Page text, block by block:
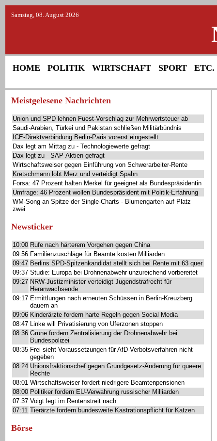
Samstag, 08. August 2026
HOME POLITIK WIRTSCHAFT SPORT ETC.
Meistgelesene Nachrichten
Union und SPD lehnen Fuest-Vorschlag zur Mehrwertsteuer ab
Saudi-Arabien, Türkei und Pakistan schließen Militärbündnis
ICE-Direktverbindung Berlin-Paris vorerst eingestellt
Dax legt am Mittag zu - Technologiewerte gefragt
Dax legt zu - SAP-Aktien gefragt
Wirtschaftsweiser gegen Einführung von Schwerarbeiter-Rente
Kretschmann lobt Merz und verteidigt Spahn
Forsa: 47 Prozent halten Merkel für geeignet als Bundespräsidentin
Umfrage: 46 Prozent wollen Bundespräsident mit Politik-Erfahrung
WM-Song an Spitze der Single-Charts - Blumengarten auf Platz
zwei
Newsticker
10:00 Rufe nach härterem Vorgehen gegen China
09:56 Familienzuschläge für Beamte kosten Milliarden
09:47 Berlins SPD-Spitzenkandidat stellt sich bei Rente mit 63 quer
09:37 Studie: Europa bei Drohnenabwehr unzureichend vorbereitet
09:27 NRW-Justizminister verteidigt Jugendstrafrecht für
Heranwachsende
09:17 Ermittlungen nach erneuten Schüssen in Berlin-Kreuzberg
dauern an
09:06 Kinderärzte fordern harte Regeln gegen Social Media
08:47 Linke will Privatisierung von Uferzonen stoppen
08:36 Grüne fordern Zentralisierung der Drohnenabwehr bei
Bundespolizei
08:35 Frei sieht Voraussetzungen für AfD-Verbotsverfahren nicht
gegeben
08:24 Unionsfraktionschef gegen Grundgesetz-Änderung für queere
Rechte
08:01 Wirtschaftsweiser fordert niedrigere Beamtenpensionen
08:00 Politiker fordern EU-Verwahrung russischer Milliarden
07:37 Voigt legt im Rentenstreit nach
07:11 Tierärzte fordern bundesweite Kastrationspflicht für Katzen
Börse